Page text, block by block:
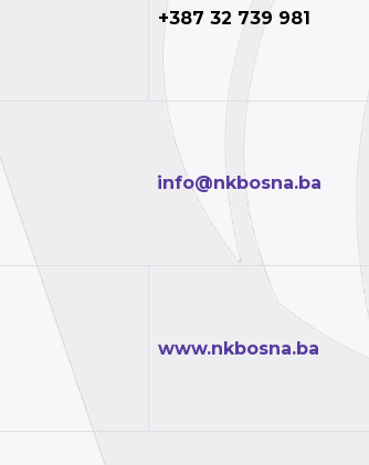
+387 32 739 981
info@nkbosna.ba
www.nkbosna.ba